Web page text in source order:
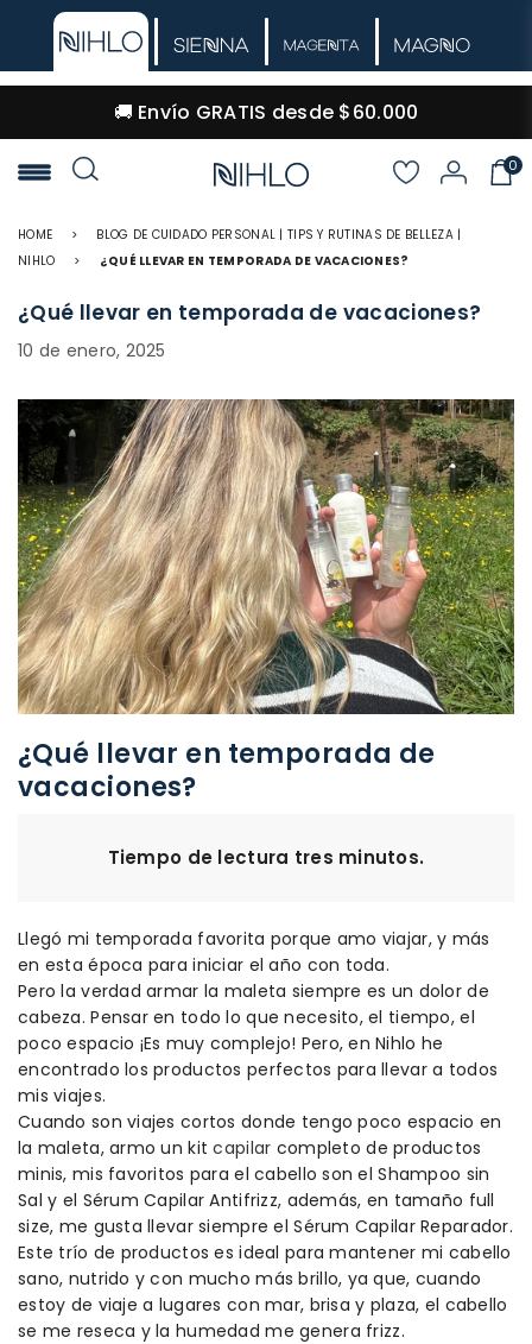
🚚 Envío GRATIS desde $60.000
NIHLO
0
HOME >
BLOG DE CUIDADO PERSONAL | TIPS Y RUTINAS DE BELLEZA |
NIHLO
> ¿QUÉ LLEVAR EN TEMPORADA DE VACACIONES?
¿Qué llevar en temporada de vacaciones?
10 de enero, 2025
¿Qué llevar en temporada de
vacaciones?
Tiempo de lectura tres minutos.
Llegó mi temporada favorita porque amo viajar, y más
en esta época para iniciar el año con toda.
Pero la verdad armar la maleta siempre es un dolor de
cabeza. Pensar en todo lo que necesito, el tiempo, el
poco espacio ¡Es muy complejo! Pero, enNihlo he
encontrado los productos perfectos para llevar a todos
mis viajes.
Cuando son viajes cortos donde tengo poco espacio en
la maleta, armo un kitcapilar completo de productos
minis, mis favoritos para el cabello son elShampoo sin
Sal y el SérumCapilarAntifrizz, además, en tamaño full
size, me gusta llevar siempreelSérum Capilar Reparador.
Este trío de productos es ideal para mantener mi cabello
sano, nutrido y con mucho más brillo, ya que, cuando
estoy de viaje a lugares con mar, brisa y plaza, el cabello
se me reseca y la humedad me genera frizz.